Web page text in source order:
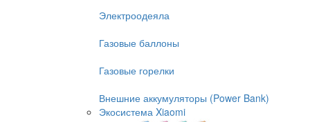
Электроодеяла
Газовые баллоны
Газовые горелки
Внешние аккумуляторы (Power Bank)
Экосистема Xiaomi